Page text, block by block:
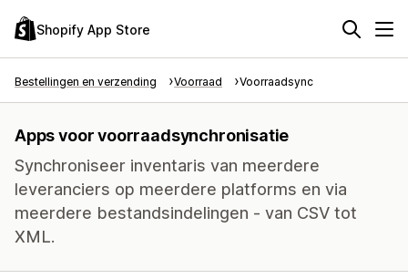
Shopify App Store
Bestellingen en verzending Voorraad Voorraadsync
Apps voor voorraadsynchronisatie
Synchroniseer inventaris van meerdere
leveranciers op meerdere platforms en via
meerdere bestandsindelingen - van CSV tot
XML.